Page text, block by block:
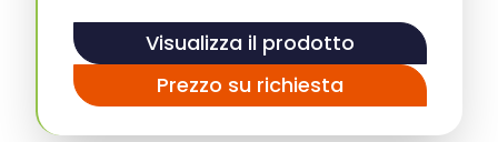
Visualizza il prodotto
Prezzo su richiesta